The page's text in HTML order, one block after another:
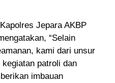
Jepara AKBP
“Selain
kami dari unsur
kegiatan patroli dan
imbauan